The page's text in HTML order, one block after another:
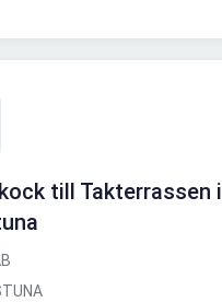
till Takterrassen i